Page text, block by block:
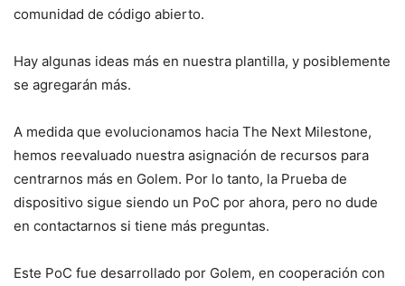
comunidad de código abierto.
Hay algunas ideas más en nuestra plantilla, y posiblemente
se agregarán más.
A medida que evolucionamos hacia The Next Milestone,
hemos reevaluado nuestra asignación de recursos para
centrarnos más en Golem. Por lo tanto, la Prueba de
dispositivo sigue siendo un PoC por ahora, pero no dude
en contactarnos si tiene más preguntas.
Este PoC fue desarrollado por Golem, en cooperación con